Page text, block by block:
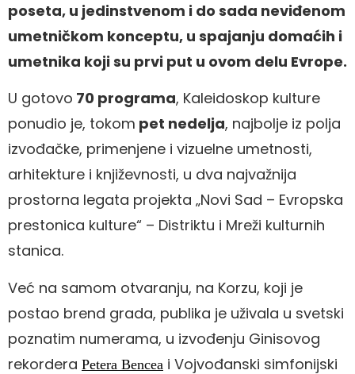
poseta, u jedinstvenom i do sada neviđenom
umetničkom konceptu, u spajanju domaćih i
umetnika koji su prvi put u ovom delu Evrope.
U gotovo 70 programa, Kaleidoskop kulture
ponudio je, tokom pet nedelja, najbolje iz polja
izvođačke, primenjene i vizuelne umetnosti,
arhitekture i književnosti, u dva najvažnija
prostorna legata projekta „Novi Sad – Evropska
prestonica kulture“ – Distriktu i Mreži kulturnih
stanica.
Već na samom otvaranju, na Korzu, koji je
postao brend grada, publika je uživala u svetski
poznatim numerama, u izvođenju Ginisovog
rekordera Petera Bencea i Vojvođanski simfonijski